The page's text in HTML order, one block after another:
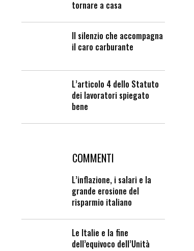
tornare a casa
Il silenzio che accompagna
il caro carburante
L’articolo 4 dello Statuto
dei lavoratori spiegato
bene
COMMENTI
L’inflazione, i salari e la
grande erosione del
risparmio italiano
Le Italie e la fine
dell’equivoco dell’Unità